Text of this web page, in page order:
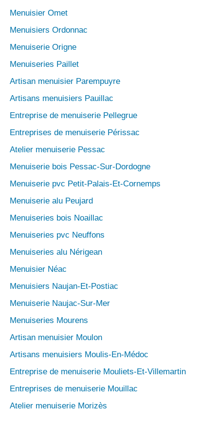
Menuisier Omet
Menuisiers Ordonnac
Menuiserie Origne
Menuiseries Paillet
Artisan menuisier Parempuyre
Artisans menuisiers Pauillac
Entreprise de menuiserie Pellegrue
Entreprises de menuiserie Périssac
Atelier menuiserie Pessac
Menuiserie bois Pessac-Sur-Dordogne
Menuiserie pvc Petit-Palais-Et-Cornemps
Menuiserie alu Peujard
Menuiseries bois Noaillac
Menuiseries pvc Neuffons
Menuiseries alu Nérigean
Menuisier Néac
Menuisiers Naujan-Et-Postiac
Menuiserie Naujac-Sur-Mer
Menuiseries Mourens
Artisan menuisier Moulon
Artisans menuisiers Moulis-En-Médoc
Entreprise de menuiserie Mouliets-Et-Villemartin
Entreprises de menuiserie Mouillac
Atelier menuiserie Morizès